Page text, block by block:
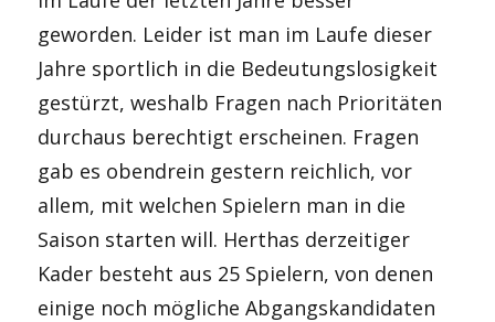
geworden. Leider ist man im Laufe dieser
Jahre sportlich in die Bedeutungslosigkeit
gestürzt, weshalb Fragen nach Prioritäten
durchaus berechtigt erscheinen. Fragen
gab es obendrein gestern reichlich, vor
allem, mit welchen Spielern man in die
Saison starten will. Herthas derzeitiger
Kader besteht aus 25 Spielern, von denen
einige noch mögliche Abgangskandidaten